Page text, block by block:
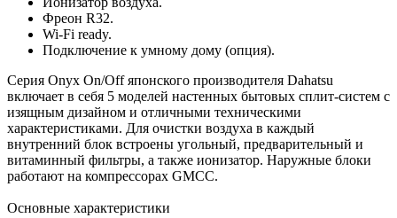
Фреон R32.
Wi-Fi ready.
Подключение к умному дому (опция).
Серия Onyx On/Off японского производителя Dahatsu
включает в себя 5 моделей настенных бытовых сплит-систем с
изящным дизайном и отличными техническими
характеристиками. Для очистки воздуха в каждый
внутренний блок встроены угольный, предварительный и
витаминный фильтры, а также ионизатор. Наружные блоки
работают на компрессорах GMCC.
Основные характеристики